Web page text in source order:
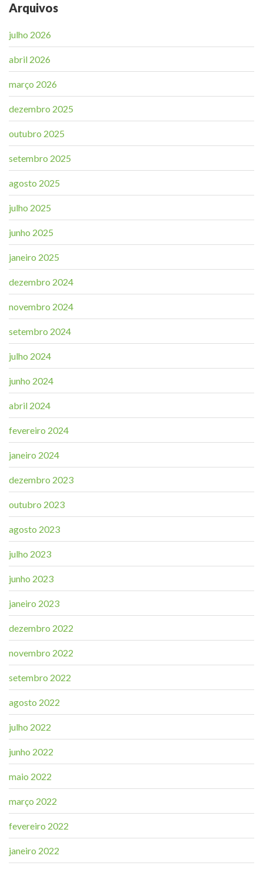
Arquivos
julho 2026
abril 2026
março 2026
dezembro 2025
outubro 2025
setembro 2025
agosto 2025
julho 2025
junho 2025
janeiro 2025
dezembro 2024
novembro 2024
setembro 2024
julho 2024
junho 2024
abril 2024
fevereiro 2024
janeiro 2024
dezembro 2023
outubro 2023
agosto 2023
julho 2023
junho 2023
janeiro 2023
dezembro 2022
novembro 2022
setembro 2022
agosto 2022
julho 2022
junho 2022
maio 2022
março 2022
fevereiro 2022
janeiro 2022